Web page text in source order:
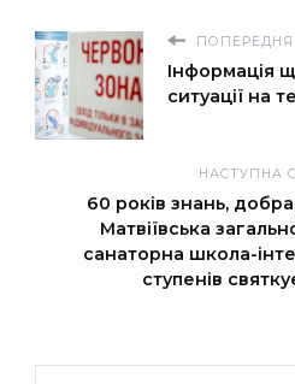
ПОПЕРЕДНЯ
Інформація
ситуації на
НАСТУПНА
60 років знань,
Матвіївська
санаторна школа-
ступенів